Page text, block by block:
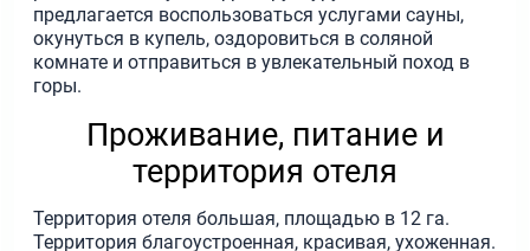
предлагается воспользоваться услугами сауны,
окунуться в купель, оздоровиться в соляной
комнате и отправиться в увлекательный поход в
горы.
Проживание, питание и
территория отеля
Территория отеля большая, площадью в 12 га.
Территория благоустроенная, красивая, ухоженная.